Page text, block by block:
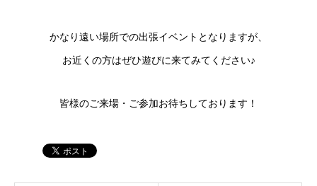
かなり遠い場所での出張イベントとなりますが、
お近くの方はぜひ遊びに来てみてください♪
皆様のご来場・ご参加お待ちしております！